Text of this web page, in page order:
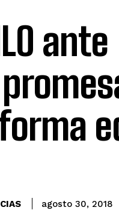
ante
agosto 30, 2018